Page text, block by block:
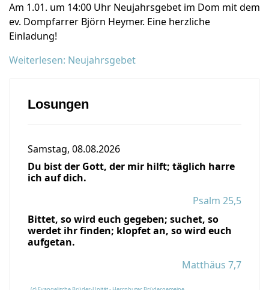
Am 1.01. um 14:00 Uhr Neujahrsgebet im Dom mit dem
ev. Dompfarrer Björn Heymer. Eine herzliche
Einladung!
Weiterlesen: Neujahrsgebet
Losungen
Samstag, 08.08.2026
Du bist der Gott, der mir hilft; täglich harre
ich auf dich.
Psalm 25,5
Bittet, so wird euch gegeben; suchet, so
werdet ihr finden; klopfet an, so wird euch
aufgetan.
Matthäus 7,7